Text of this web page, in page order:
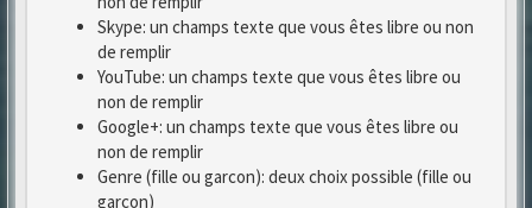
Skype: un champs texte que vous êtes libre ou non
de remplir
YouTube: un champs texte que vous êtes libre ou
non de remplir
Google+: un champs texte que vous êtes libre ou
non de remplir
Genre (fille ou garcon): deux choix possible (fille ou
garcon)